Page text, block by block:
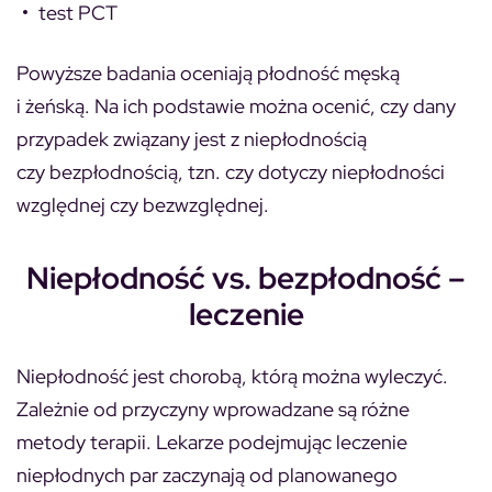
test PCT
Powyższe badania oceniają płodność męską
i żeńską. Na ich podstawie można ocenić, czy dany
przypadek związany jest z niepłodnością
czy bezpłodnością, tzn. czy dotyczy niepłodności
względnej czy bezwzględnej.
Niepłodność vs. bezpłodność –
leczenie
Niepłodność jest chorobą, którą można wyleczyć.
Zależnie od przyczyny wprowadzane są różne
metody terapii. Lekarze podejmując leczenie
niepłodnych par zaczynają od planowanego